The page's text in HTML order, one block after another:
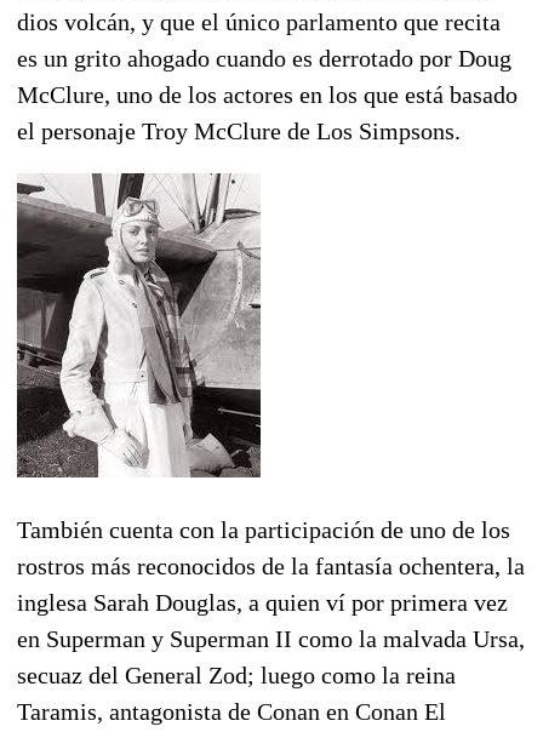
dios volcán, y que el único parlamento que recita
es un grito ahogado cuando es derrotado por Doug
McClure, uno de los actores en los que está basado
el personaje Troy McClure de Los Simpsons.
También cuenta con la participación de uno de los
rostros más reconocidos de la fantasía ochentera, la
inglesa Sarah Douglas, a quien ví por primera vez
en Superman y Superman II como la malvada Ursa,
secuaz del General Zod; luego como la reina
Taramis, antagonista de Conan en Conan El